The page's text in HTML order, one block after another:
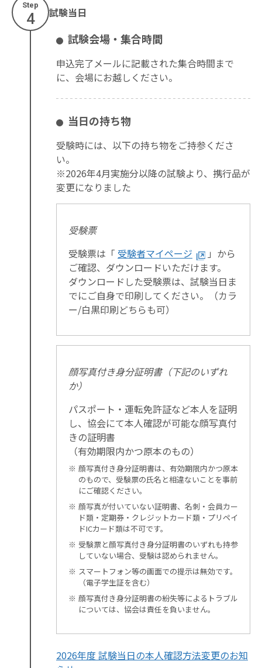
Step
4 試験当日
試験会場・集合時間
申込完了メールに記載された集合時間まで
に、会場にお越しください。
当日の持ち物
受験時には、以下の持ち物をご持参くださ
い。
※2026年4月実施分以降の試験より、携行品が
変更になりました
受験票
受験票は「 受験者マイページ
」から
ご確認、ダウンロードいただけます。
ダウンロードした受験票は、試験当日ま
でにご自身で印刷してください。（カラ
ー/白黒印刷どちらも可）
顔写真付き身分証明書（下記のいずれ
か）
パスポート・運転免許証など本人を証明
し、協会にて本人確認が可能な顔写真付
きの証明書
（有効期限内かつ原本のもの）
顔写真付き身分証明書は、有効期限内かつ原本
のもので、受験票の氏名と相違ないことを事前
にご確認ください。
顔写真が付いていない証明書、名刺・会員カー
ド類・定期券・クレジットカード類・プリペイ
ドICカード類は不可です。
受験票と顔写真付き身分証明書のいずれも持参
していない場合、受験は認められません。
スマートフォン等の画面での提示は無効です。
（電子学生証を含む）
顔写真付き身分証明書の紛失等によるトラブル
については、協会は責任を負いません。
2026年度 試験当日の本人確認方法変更のお知